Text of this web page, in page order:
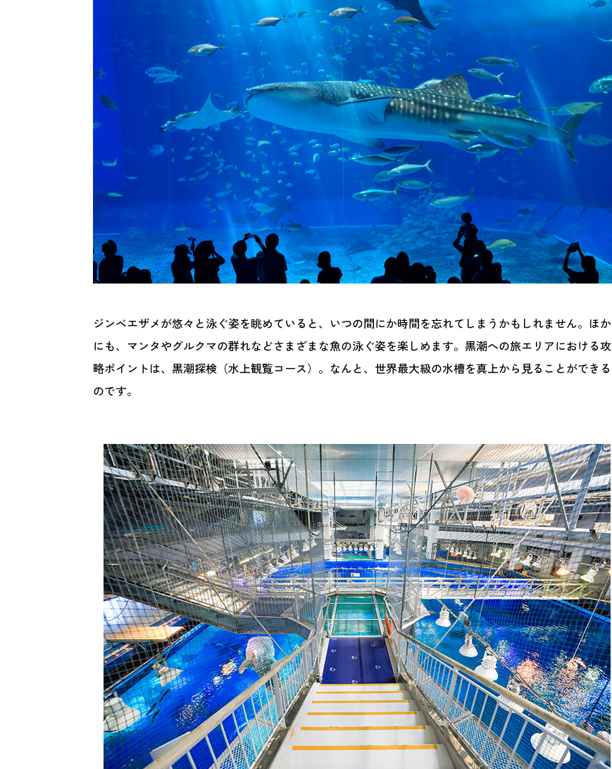
ジンベエザメが悠々と泳ぐ姿を眺めていると、いつの間にか時間を忘れてしまうかもしれません。ほか
にも、マンタやグルクマの群れなどさまざまな魚の泳ぐ姿を楽しめます。黒潮への旅エリアにおける攻
略ポイントは、黒潮探検（水上観覧コース）。なんと、世界最大級の水槽を真上から見ることができる
のです。